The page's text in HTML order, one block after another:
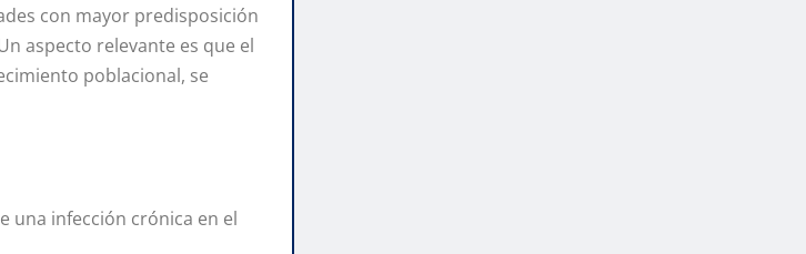
con mayor predisposición
aspecto relevante es que el
poblacional, se
una infección crónica en el